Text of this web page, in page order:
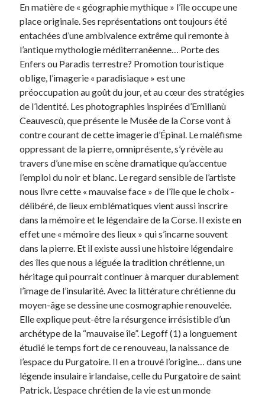
En matière de « géographie mythique » l’île occupe une
place originale. Ses représentations ont toujours été
entachées d’une ambivalence extrême qui remonte à
l’antique mythologie méditerranéenne… Porte des
Enfers ou Paradis terrestre? Promotion touristique
oblige, l’imagerie « paradisiaque » est une
préoccupation au goût du jour, et au cœur des stratégies
de l’identité. Les photographies inspirées d’Emilianù
Ceauvescù, que présente le Musée de la Corse vont à
contre courant de cette imagerie d’Épinal. Le maléfisme
oppressant de la pierre, omniprésente, s’y révèle au
travers d’une mise en scène dramatique qu’accentue
l’emploi du noir et blanc. Le regard sensible de l’artiste
nous livre cette « mauvaise face » de l’île que le choix -
délibéré, de lieux emblématiques vient aussi inscrire
dans la mémoire et le légendaire de la Corse. Il existe en
effet une « mémoire des lieux » qui s’incarne souvent
dans la pierre. Et il existe aussi une histoire légendaire
des îles que nous a léguée la tradition chrétienne, un
héritage qui pourrait continuer à marquer durablement
l’image de l’insularité. Avec la littérature chrétienne du
moyen-âge se dessine une cosmographie renouvelée.
Elle explique peut-être la résurgence irrésistible d’un
archétype de la “mauvaise île”. Legoff (1) a longuement
étudié le temps fort de ce renouveau, la naissance de
l’espace du Purgatoire. Il en a trouvé l’origine… dans une
légende insulaire irlandaise, celle du Purgatoire de saint
Patrick. L’espace chrétien de la vie est un monde